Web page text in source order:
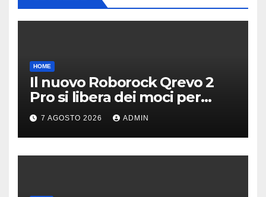
HOME
Il nuovo Roborock Qrevo 2
Pro si libera dei moci per
pulire i tappeti | PREZZO
7 AGOSTO 2026 ADMIN